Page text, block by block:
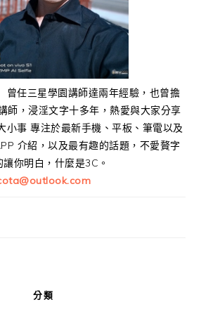
曾任三星學園講師達兩年經驗，也曾擔
師，浸淫文字十多年，熱愛與大家分享
小事 專注於最新手機、平板、筆電以及
介紹，以及最有趣的話題，不愛贅字
你明白，什麼是3C。
分類